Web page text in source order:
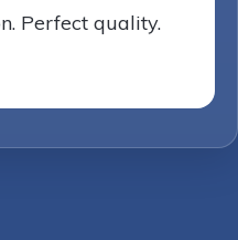
Perfect quality.